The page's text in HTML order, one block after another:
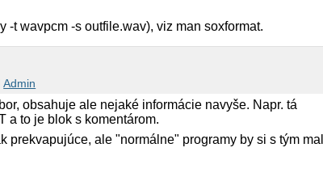
-t wavpcm -s outfile.wav), viz man soxformat.
Admin
obsahuje ale nejaké informácie navyše. Napr. tá
a to je blok s komentárom.
prekvapujúce, ale "normálne" programy by si s tým